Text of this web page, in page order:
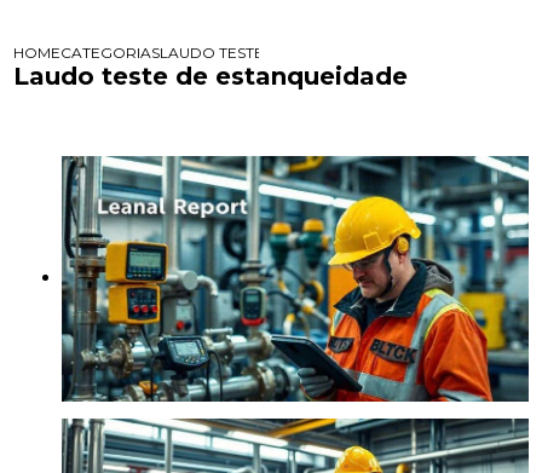
HOMECATEGORIASLAUDO TESTE DE ESTANQUEIDADE
Laudo teste de estanqueidade